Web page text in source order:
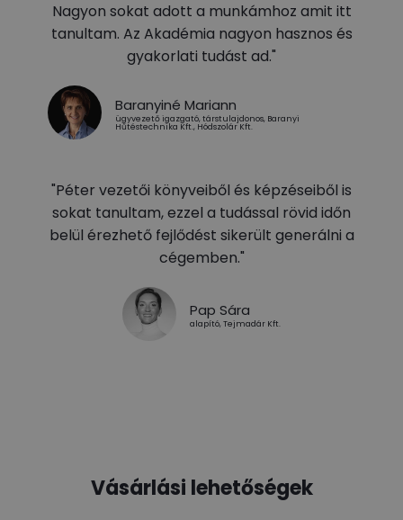
Nagyon sokat adott a munkámhoz amit itt
tanultam. Az Akadémia nagyon hasznos és
gyakorlati tudást ad."
Baranyiné Mariann
ügyvezető igazgató, társtulajdonos, Baranyi
Hűtéstechnika Kft., Hódszolár Kft.
"Péter vezetői könyveiből és képzéseiből is
sokat tanultam, ezzel a tudással rövid időn
belül érezhető fejlődést sikerült generálni a
cégemben."
Pap Sára
alapító, Tejmadár Kft.
Vásárlási lehetőségek